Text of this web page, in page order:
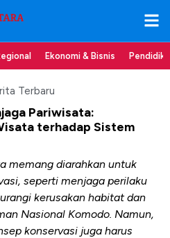
Ekonomi & Bisnis
Terbaru
Pariwisata:
terhadap Sistem
memang diarahkan untuk
seperti menjaga perilaku
kerusakan habitat dan
Nasional Komodo. Namun,
konservasi juga harus